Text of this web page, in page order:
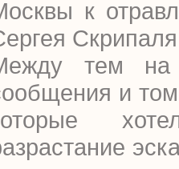
к
тем на
и